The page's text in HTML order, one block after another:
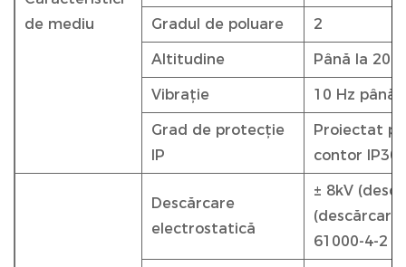
de mediu
Gradul de poluare 2
Altitudine Până la
Vibrație 10 Hz până
Grad de protecție
IP
Proiectat
contor IP30
Descărcare
electrostatică
± 8kV
(descărcare
61000-4-2